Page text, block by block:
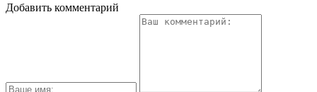
Добавить комментарий